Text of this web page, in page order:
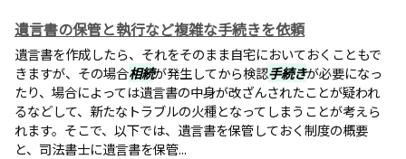
遺言書の保管と執行など複雑な手続きを依頼
遺言書を作成したら、それをそのまま自宅においておくこともで
きますが、その場合相続が発生してから検認手続きが必要になっ
たり、場合によっては遺言書の中身が改ざんされたことが疑われ
るなどして、新たなトラブルの火種となってしまうことが考えら
れます。そこで、以下では、遺言書を保管しておく制度の概要
と、司法書士に遺言書を保管...